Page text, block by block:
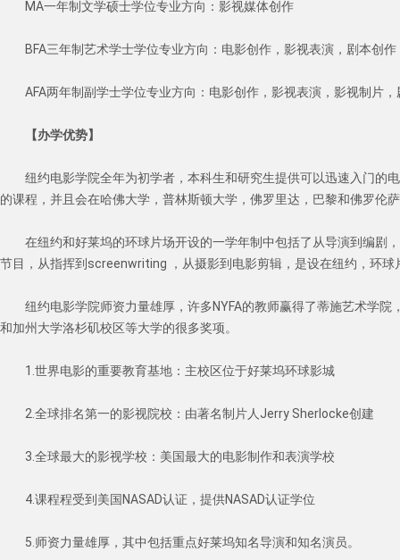
MA一年制文学硕士学位专业方向：影视媒体创作
BFA三年制艺术学士学位专业方向：电影创作，影视表演，剧本创
AFA两年制副学士学位专业方向：电影创作，影视表演，影视制片
【办学优势】
纽约电影学院全年为初学者，本科生和研究生提供可以迅速入门的
的课程，并且会在哈佛大学，普林斯顿大学，佛罗里达，巴黎和佛罗伦
在纽约和好莱坞的环球片场开设的一学年制中包括了从导演到编剧
节目，从指挥到screenwriting ，从摄影到电影剪辑，是设在纽约，环球
纽约电影学院师资力量雄厚，许多NYFA的教师赢得了蒂施艺术学
和加州大学洛杉矶校区等大学的很多奖项。
1.世界电影的重要教育基地：主校区位于好莱坞环球影城
2.全球排名第一的影视院校：由著名制片人Jerry Sherlocke创建
3.全球最大的影视学校：美国最大的电影制作和表演学校
4.课程程受到美国NASAD认证，提供NASAD认证学位
5.师资力量雄厚，其中包括重点好莱坞知名导演和知名演员。